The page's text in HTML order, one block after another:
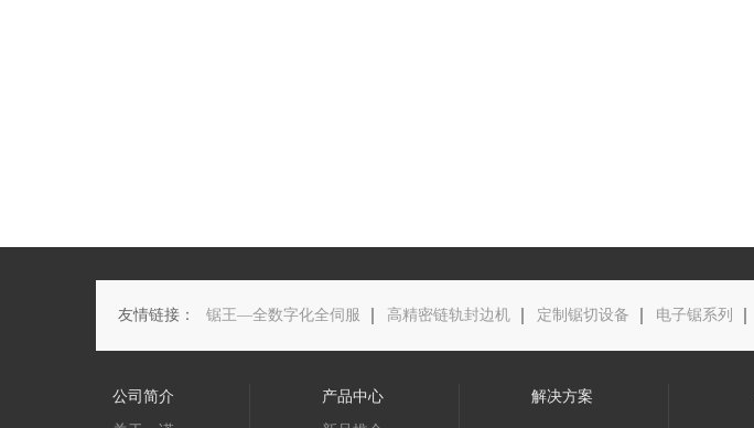
友情链接： 锯王—全数字化全伺服 高精密链轨封边机 定制锯切设备 电子锯系列
公司简介 产品中心 解决方案